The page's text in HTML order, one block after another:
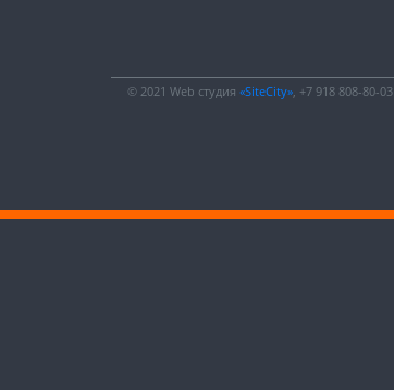
© 2021 Web студия «SiteCity», +7 918 808-80-03